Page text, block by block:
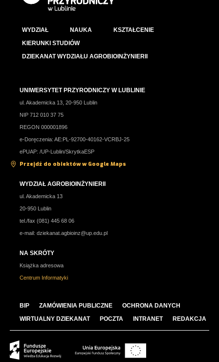
WYDZIAŁ NAUKA
KSZTAŁCENIE
KIERUNKI STUDIÓW
DZIEKANAT WYDZIAŁU AGROBIOINŻYNIERII
UNIWERSYTET PRZYRODNICZY W LUBLINIE
ul. Akademicka 13, 20-950 Lublin
NIP 712 010 37 75
REGON 000001896
e-Doręczenia: AE:PL-92700-40162-VCRBJ-25
ePUAP: /UP-Lublin/SkrytkaESP
Przejdź do obiektów w Google Maps
WYDZIAŁ AGROBIOINŻYNIERII
ul. Akademicka 13
20-950 Lublin
tel./fax (081) 445 68 06
e-mail: dziekanat.agbioinz@up.edu.pl
NA SKRÓTY
Książka adresowa
Centrum Informatyki
BIP ZAMÓWIENIA PUBLICZNE
OCHRONA DANYCH
WIRTUALNY DZIEKANAT
POCZTA INTRANET REDAKCJA